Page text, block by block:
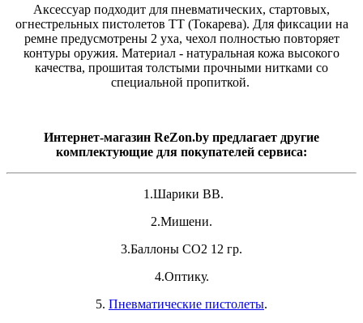
Аксессуар подходит для пневматических, стартовых,
огнестрельных пистолетов ТТ (Токарева). Для фиксации на
ремне предусмотрены 2 уха, чехол полностью повторяет
контуры оружия. Материал - натуральная кожа высокого
качества, прошитая толстыми прочными нитками со
специальной пропиткой.
Интернет-магазин ReZon.by предлагает другие
комплектующие для покупателей сервиса:
1.Шарики ВВ.
2.Мишени.
3.Баллоны СО2 12 гр.
4.Оптику.
5. Пневматические пистолеты.